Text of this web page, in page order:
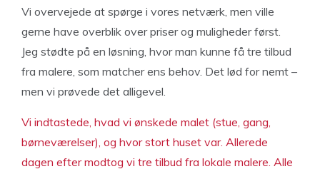
Vi overvejede at spørge i vores netværk, men ville
gerne have overblik over priser og muligheder først.
Jeg stødte på en løsning, hvor man kunne få tre tilbud
fra malere, som matcher ens behov. Det lød for nemt –
men vi prøvede det alligevel.
Vi indtastede, hvad vi ønskede malet (stue, gang,
børneværelser), og hvor stort huset var. Allerede
dagen efter modtog vi tre tilbud fra lokale malere. Alle